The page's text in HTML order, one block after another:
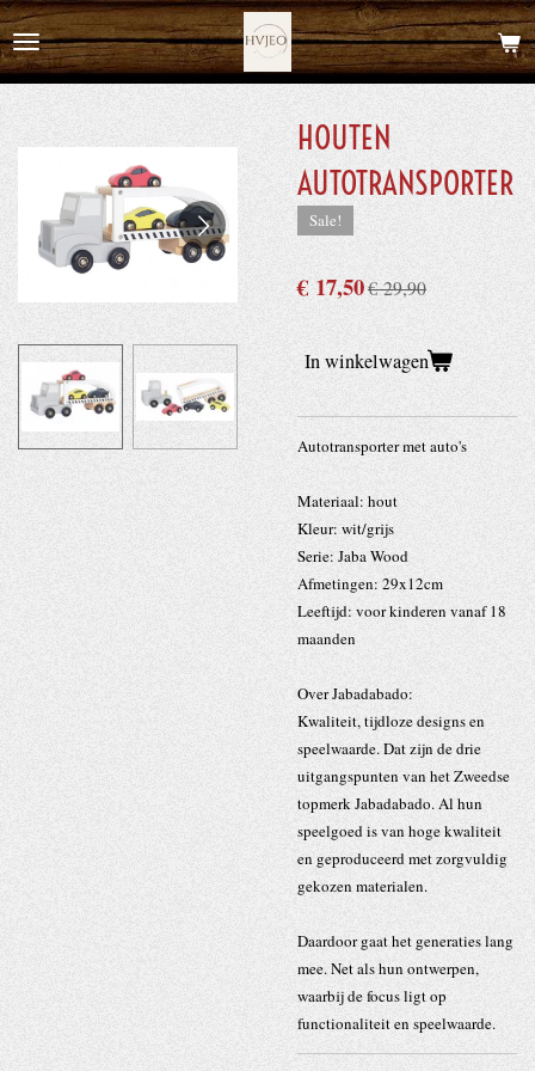
Ga
direct
naar
HOUTEN
AUTOTRANSPORTER
Sale!
€ 17,50€ 29,90
In winkelwagen
Autotransporter met auto's
Materiaal: hout
Kleur: wit/grijs
Serie: Jaba Wood
Afmetingen: 29x12cm
Leeftijd: voor kinderen vanaf 18
maanden
Over Jabadabado:
Kwaliteit, tijdloze designs en
speelwaarde. Dat zijn de drie
uitgangspunten van het Zweedse
topmerk Jabadabado. Al hun
speelgoed is van hoge kwaliteit
en geproduceerd met zorgvuldig
gekozen materialen.
Daardoor gaat het generaties lang
mee. Net als hun ontwerpen,
waarbij de focus ligt op
functionaliteit en speelwaarde.